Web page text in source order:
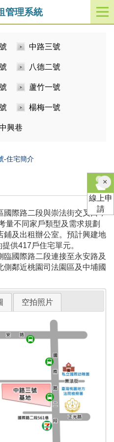
管理系統
開
啟
中路三號
八德二號
蘆竹一號
楊梅一號
興巷
-住宅簡介
國際路二段與崇法街交叉口，
量不同家戶類型及需求規劃
鋪及出租辦公室。預計興建地
供417戶住宅單元。
國際路二段連接至永安路及
鄰近桃園司法園區及中埔國
空拍照片
×關
閉
線上申
請